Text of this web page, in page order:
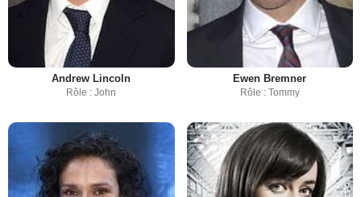
Andrew Lincoln
Rôle : John
Ewen Bremner
Rôle : Tommy